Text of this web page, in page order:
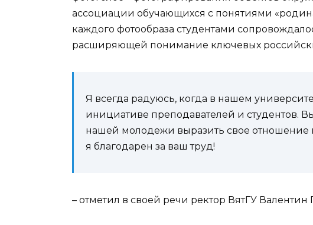
ассоциации обучающихся с понятиями
каждого фотообраза студентами
расширяющей понимание ключевых
Я всегда радуюсь, когда в нашем
инициативе преподавателей и студентов.
нашей молодежи выразить свое отношение
я благодарен за ваш труд!
– отметил в своей речи ректор ВятГУ Валентин